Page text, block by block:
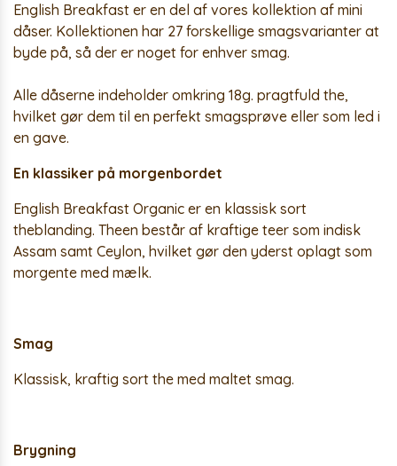
English Breakfast er en del af vores kollektion af mini
dåser. Kollektionen har 27 forskellige smagsvarianter at
byde på, så der er noget for enhver smag.
Alle dåserne indeholder omkring 18g. pragtfuld the,
hvilket gør dem til en perfekt smagsprøve eller som led i
en gave.
En klassiker på morgenbordet
English Breakfast Organic er en klassisk sort
theblanding. Theen består af kraftige teer som indisk
Assam samt Ceylon, hvilket gør den yderst oplagt som
morgente med mælk.
Smag
Klassisk, kraftig sort the med maltet smag.
Brygning